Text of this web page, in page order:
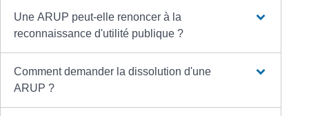
Une ARUP peut-elle renoncer à la
reconnaissance d'utilité publique ?
Comment demander la dissolution d'une
ARUP ?